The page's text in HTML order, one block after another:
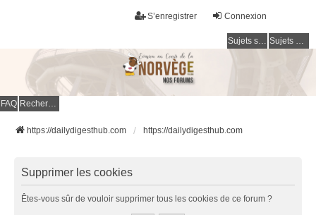
Connexion
S’enregistrer
Sujets sans réponse Sujets actifs
FAQ Rechercher
https://dailydigesthub.com https://dailydigesthub.com
Supprimer les cookies
Êtes-vous sûr de vouloir supprimer tous les cookies de ce forum ?